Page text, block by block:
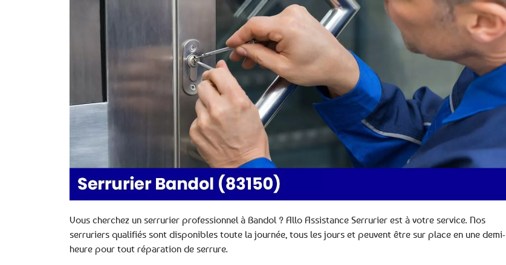
Vous cherchez un serrurier professionnel à Bandol ? Allo Assistance Serrurier est à votre service. Nos
serruriers qualifiés sont disponibles toute la journée, tous les jours et peuvent être sur place en une demi-
heure pour tout réparation de serrure.